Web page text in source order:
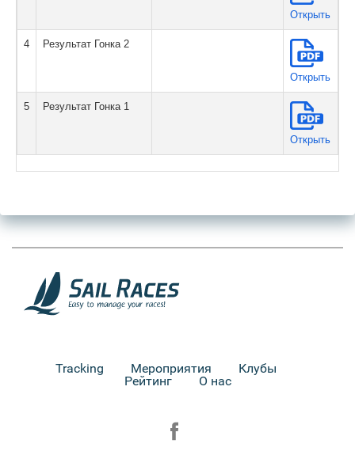
Открыть
4 Результат Гонка 2
Открыть
5 Результат Гонка 1
Открыть
Tracking Мероприятия
Клубы
Рейтинг
О нас